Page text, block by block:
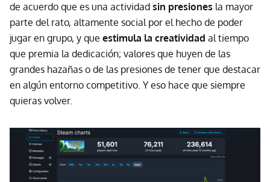
de acuerdo que es una actividad sin presiones la mayor
parte del rato, altamente social por el hecho de poder
jugar en grupo, y que estimula la creatividad al tiempo
que premia la dedicación; valores que huyen de las
grandes hazañas o de las presiones de tener que destacar
en algún entorno competitivo. Y eso hace que siempre
quieras volver.